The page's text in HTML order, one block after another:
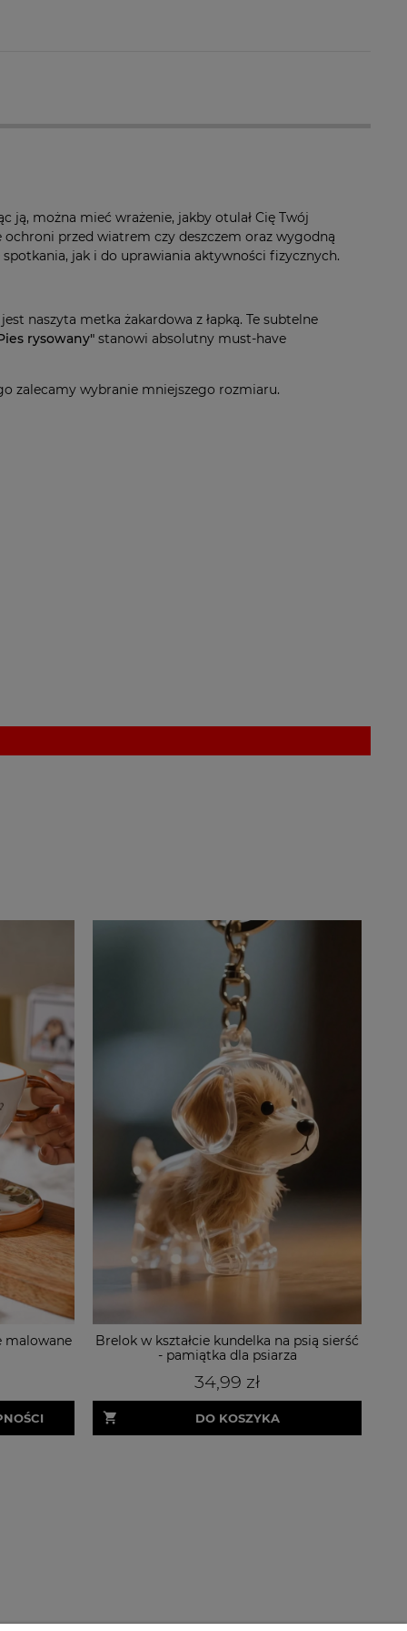
ją, można mieć wrażenie, jakby otulał Cię Twój
przed wiatrem czy deszczem oraz wygodną
jak i do uprawiania aktywności fizycznych.
naszyta metka żakardowa z łapką. Te subtelne
rysowany" stanowi absolutny must-have
zalecamy wybranie mniejszego rozmiaru.
malowane
Brelok w kształcie kundelka na psią sierść
- pamiątka dla psiarza
34,99 zł
DO KOSZYKA